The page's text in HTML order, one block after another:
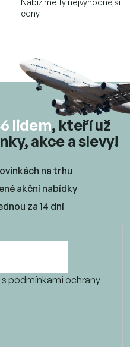
ceny
lidem, kteří už
akce a slevy!
na trhu
akční nabídky
za 14 dní
podmínkami ochrany